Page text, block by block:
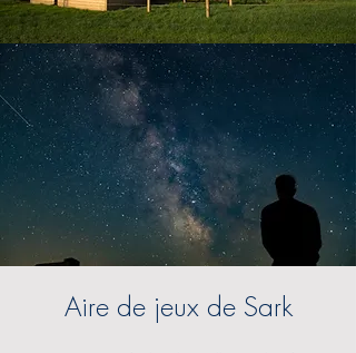
Aire de jeux de Sark